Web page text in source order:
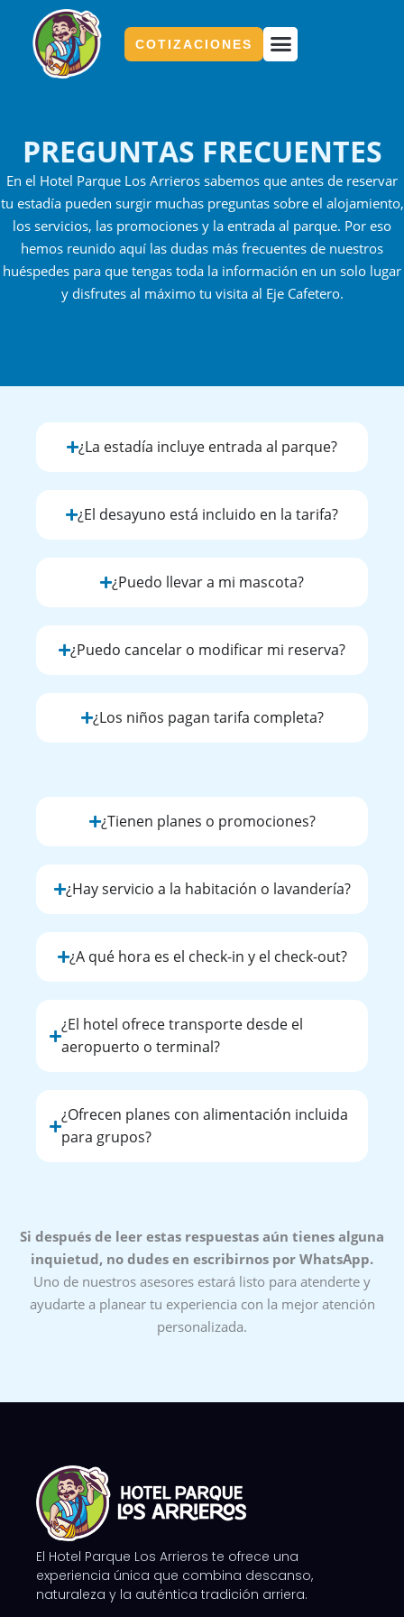
contenido
COTIZACIONES
PREGUNTAS FRECUENTES
En el Hotel Parque Los Arrieros sabemos que antes de reservar
tu estadía pueden surgir muchas preguntas sobre el alojamiento,
los servicios, las promociones y la entrada al parque. Por eso
hemos reunido aquí las dudas más frecuentes de nuestros
huéspedes para que tengas toda la información en un solo lugar
y disfrutes al máximo tu visita al Eje Cafetero.
¿La estadía incluye entrada al parque?
¿El desayuno está incluido en la tarifa?
¿Puedo llevar a mi mascota?
¿Puedo cancelar o modificar mi reserva?
¿Los niños pagan tarifa completa?
¿Tienen planes o promociones?
¿Hay servicio a la habitación o lavandería?
¿A qué hora es el check-in y el check-out?
¿El hotel ofrece transporte desde el
aeropuerto o terminal?
¿Ofrecen planes con alimentación incluida
para grupos?
Si después de leer estas respuestas aún tienes alguna
inquietud, no dudes en escribirnos por WhatsApp.
Uno de nuestros asesores estará listo para atenderte y
ayudarte a planear tu experiencia con la mejor atención
personalizada.
El Hotel Parque Los Arrieros te ofrece una
experiencia única que combina descanso,
naturaleza y la auténtica tradición arriera.